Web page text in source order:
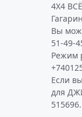
4Х4
Вы
51-49-
Режим
Если
для
515696.